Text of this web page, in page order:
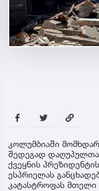
კოლუმბიაში
შედეგად დაღუპულთა
ქვეყნის
ესპრიელას
კატასტროფას მთელი